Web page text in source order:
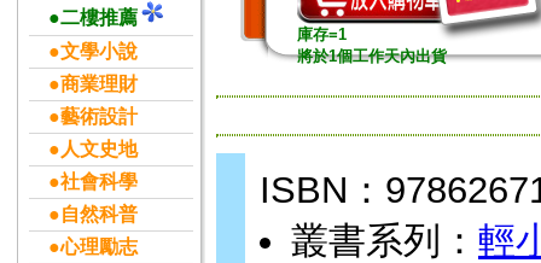
●二樓推薦
●文學小說
●商業理財
●藝術設計
●人文史地
●社會科學
●自然科普
●心理勵志
庫存=1
將於1個工作天內出貨
ISBN：
叢書系列： 輕